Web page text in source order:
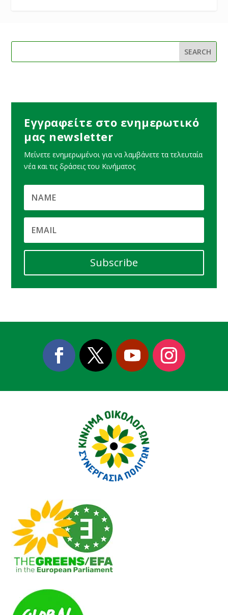
Εγγραφείτε στο ενημερωτικό
μας newsletter
Μείνετε ενημερωμένοι για να λαμβάνετε τα τελευταία
νέα και τις δράσεις του Κινήματος
Subscribe